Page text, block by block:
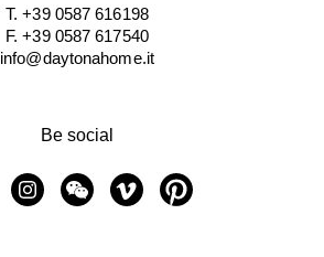
T. +39 0587 616198
F. +39 0587 617540
info@daytonahome.it
Be social